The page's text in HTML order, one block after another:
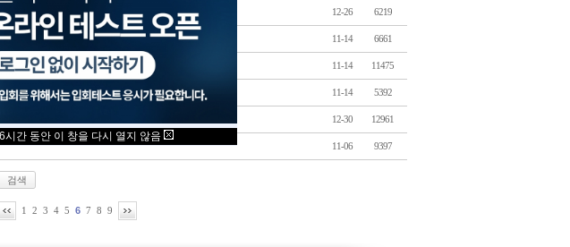
12-26 6219
11-14 6661
11-14 11475
11-14 5392
12-30 12961
11-06 9397
1 2 3 4 5 6 7 8 9
시간 동안 이 창을 다시 열지 않음